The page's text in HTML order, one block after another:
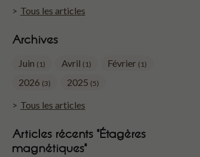
Tous les articles
Archives
Juin (1) Avril (1) Février (1)
2026 (3) 2025 (5)
Tous les articles
Articles récents "Étagères
magnétiques"